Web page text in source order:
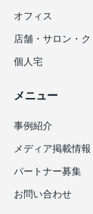
オフィス
店舗・サロン・
個人宅
メニュー
事例紹介
メディア掲載情報
パートナー募集
お問い合わせ